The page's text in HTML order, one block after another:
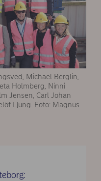
Michael Berglin,
Holmberg, Ninni
Jensen, Carl Johan
Ljung. Foto: Magnus